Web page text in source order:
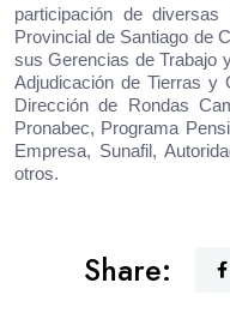
participación de diversas
Provincial de Santiago de
sus Gerencias de Trabajo
Adjudicación de Tierras y
Dirección de Rondas
Pronabec, Programa
Empresa, Sunafil,
otros.
Share: